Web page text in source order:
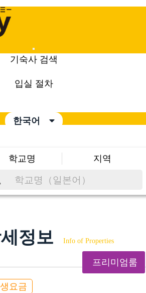
Mobile
Menu
기숙사 검색
입실 절차
한국어
학교명 지역
정보 Info of Properties
프리미엄룸
요금